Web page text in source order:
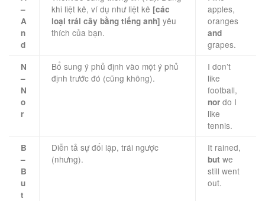
–
A
n
d
khi liệt kê, ví dụ như liệt kê [các
loại trái cây bằng tiếng anh] yêu
thích của bạn.
apples,
oranges
and
grapes.
N
–
N
o
r
Bổ sung ý phủ định vào một ý phủ
định trước đó (cũng không).
I don’t
like
football,
nor do I
like
tennis.
B
–
B
u
t
Diễn tả sự đối lập, trái ngược
(nhưng).
It rained,
but we
still went
out.